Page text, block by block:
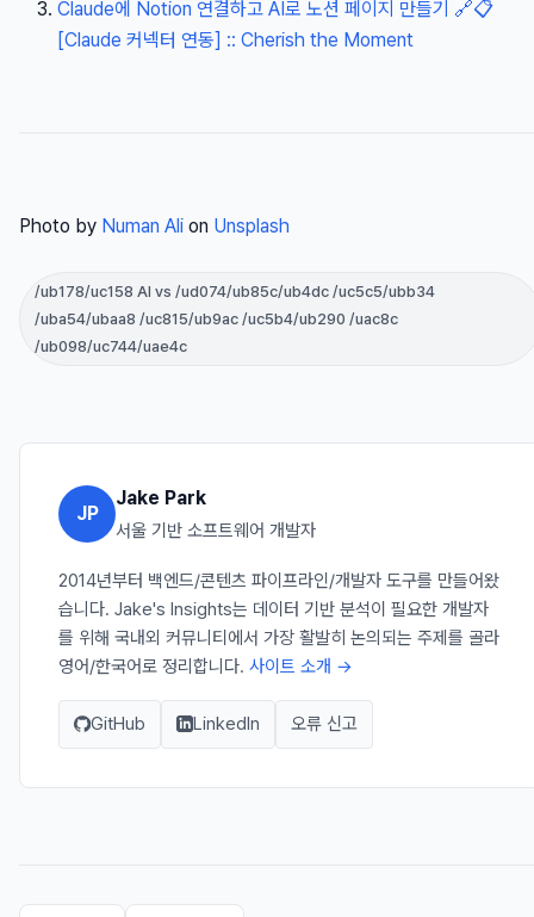
Claude에 Notion 연결하고 AI로 노션 페이지 만들기 🔗📋
[Claude 커넥터 연동] :: Cherish the Moment
Photo by Numan Ali on Unsplash
/ub178/uc158 AI vs /ud074/ub85c/ub4dc /uc5c5/ubb34
/uba54/ubaa8 /uc815/ub9ac /uc5b4/ub290 /uac8c
/ub098/uc744/uae4c
JP
Jake Park
서울 기반 소프트웨어 개발자
2014년부터 백엔드/콘텐츠 파이프라인/개발자 도구를 만들어왔
습니다. Jake's Insights는 데이터 기반 분석이 필요한 개발자
를 위해 국내외 커뮤니티에서 가장 활발히 논의되는 주제를 골라
영어/한국어로 정리합니다. 사이트 소개 →
GitHub LinkedIn 오류 신고